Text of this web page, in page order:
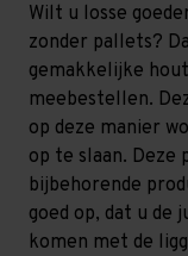
Wilt u losse
zonder pallets?
gemakkelijke
meebestellen.
op deze manier
op te slaan.
bijbehorende
goed op, dat u de
komen met de